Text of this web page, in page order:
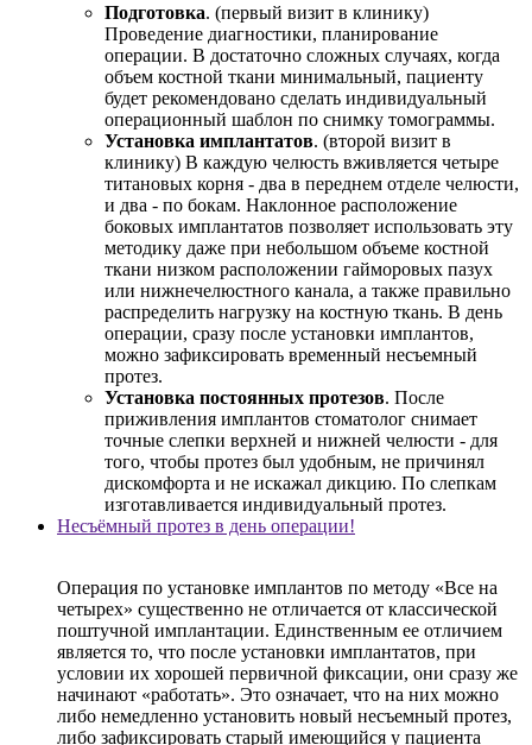
Подготовка. (первый визит в клинику)
Проведение диагностики, планирование
операции. В достаточно сложных случаях, когда
объем костной ткани минимальный, пациенту
будет рекомендовано сделать индивидуальный
операционный шаблон по снимку томограммы.
Установка имплантатов. (второй визит в
клинику) В каждую челюсть вживляется четыре
титановых корня - два в переднем отделе челюсти,
и два - по бокам. Наклонное расположение
боковых имплантатов позволяет использовать эту
методику даже при небольшом объеме костной
ткани низком расположении гайморовых пазух
или нижнечелюстного канала, а также правильно
распределить нагрузку на костную ткань. В день
операции, сразу после установки имплантов,
можно зафиксировать временный несъемный
протез.
Установка постоянных протезов. После
приживления имплантов стоматолог снимает
точные слепки верхней и нижней челюсти - для
того, чтобы протез был удобным, не причинял
дискомфорта и не искажал дикцию. По слепкам
изготавливается индивидуальный протез.
Несъёмный протез в день операции!
Операция по установке имплантов по методу «Все на
четырех» существенно не отличается от классической
поштучной имплантации. Единственным ее отличием
является то, что после установки имплантатов, при
условии их хорошей первичной фиксации, они сразу же
начинают «работать». Это означает, что на них можно
либо немедленно установить новый несъемный протез,
либо зафиксировать старый имеющийся у пациента